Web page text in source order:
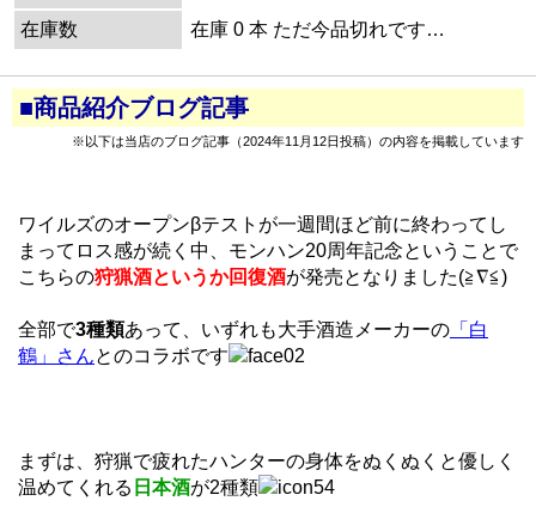
在庫数
在庫 0 本 ただ今品切れです…
■商品紹介ブログ記事
※以下は当店のブログ記事（2024年11月12日投稿）の内容を掲載しています
ワイルズのオープンβテストが一週間ほど前に終わってし
まってロス感が続く中、モンハン20周年記念ということで
こちらの狩猟酒というか回復酒が発売となりました(≧∇≦)
全部で3種類あって、いずれも大手酒造メーカーの 「白
鶴」さんとのコラボです
まずは、狩猟で疲れたハンターの身体をぬくぬくと優しく
温めてくれる 日本酒が2種類